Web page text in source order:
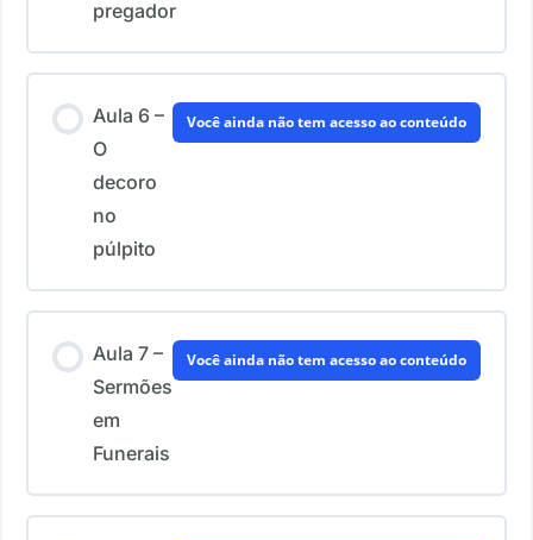
pregador
Aula 6 –
O
decoro
no
púlpito
Você ainda não tem acesso ao conteúdo
Aula 7 –
Sermões
em
Funerais
Você ainda não tem acesso ao conteúdo